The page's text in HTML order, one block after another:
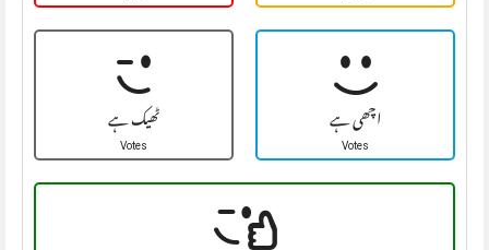
ٹھیک ہے
Votes اچھی ہے
Votes